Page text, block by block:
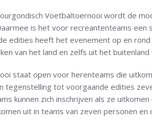
Voetbaltoernooi wordt de
is het voor recreantenteams een
edities heeft het evenement op en
van het land en zelfs uit het
staat open voor herenteams die
tegenstelling tot voorgaande edities
kunnen zich inschrijven als ze
uit in teams van zeven personen